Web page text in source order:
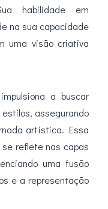
habilidade em
na sua capacidade
uma visão criativa
a buscar
assegurando
artística. Essa
reflete nas capas
uma fusão
e a representação